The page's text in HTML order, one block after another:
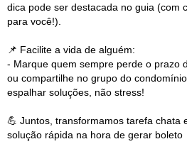
dica pode ser destacada no guia (com
para você!).
📌 Facilite a vida de alguém:
- Marque quem sempre perde o prazo
ou compartilhe no grupo do
espalhar soluções, não stress!
💪 Juntos, transformamos tarefa chata
solução rápida na hora de gerar boleto